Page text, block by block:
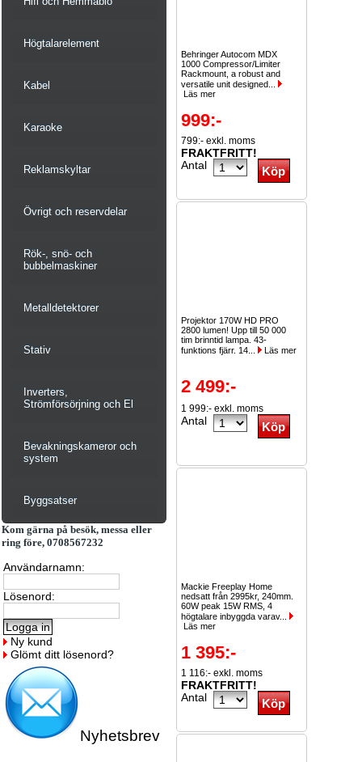
Högtalarelement
Kabel
Karaoke
Reklamskyltar
Övrigt och reservdelar
Rök-, snö- och
bubbelmaskiner
Metalldetektorer
Stativ
Inverters,
Strömförsörjning och El
Bevakningskameror och
system
Byggsatser
Kom gärna på besök, messa eller
ring före, 0708567232
Användarnamn:
Lösenord:
Ny kund
Glömt ditt lösenord?
Nyhetsbrev
Behringer Autocom MDX
1000 Compressor/Limiter
Rackmount, a robust and
versatile unit designed...
Läs mer
999:-
799:- exkl. moms
FRAKTFRITT!
Antal
Projektor 170W HD PRO
2800 lumen! Upp till 50 000
tim brinntid lampa. 43-
funktions fjärr. 14...
Läs mer
2 499:-
1 999:- exkl. moms
Antal
Mackie Freeplay Home
nedsatt från 2995kr, 240mm.
60W peak 15W RMS, 4
högtalare inbyggda varav...
Läs mer
1 395:-
1 116:- exkl. moms
FRAKTFRITT!
Antal